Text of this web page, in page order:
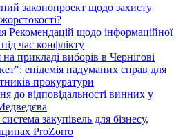
законопроект щодо захисту
Рекомендацій щодо інформаційної
час конфлікту
прикладі виборів в Чернігові
епідемія надуманих справ для
прокуратури
до відповідальності винних у
закупівель для бізнесу,
ProZorro